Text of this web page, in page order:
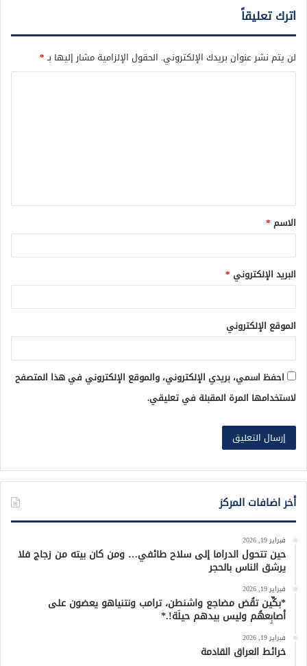
اترك تعليقاً
لن يتم نشر عنوان بريدك الإلكتروني. الحقول الإلزامية مشار إليها بـ*
ق
*
الاسم *
البريد الإلكتروني *
الموقع الإلكتروني
احفظ اسمي، بريدي الإلكتروني، والموقع الإلكتروني في هذا المتصفح
لاستخدامها المرة المقبلة في تعليقي.
أخر اضافات المركز
فبراير 19, 2026
حين تتحول الدراما إلى سلاح طائفي… ومن كان بيته من زجاج فلا
يرشق الناس بالحجر
فبراير 19, 2026
*بكِّين تقُض مضاجع واشنطن، ترامب ونتنياهو يعضون على
أصابِعهُم وليس بيدهم حيلَة!.*
فبراير 19, 2026
خرائط العراق القادمة